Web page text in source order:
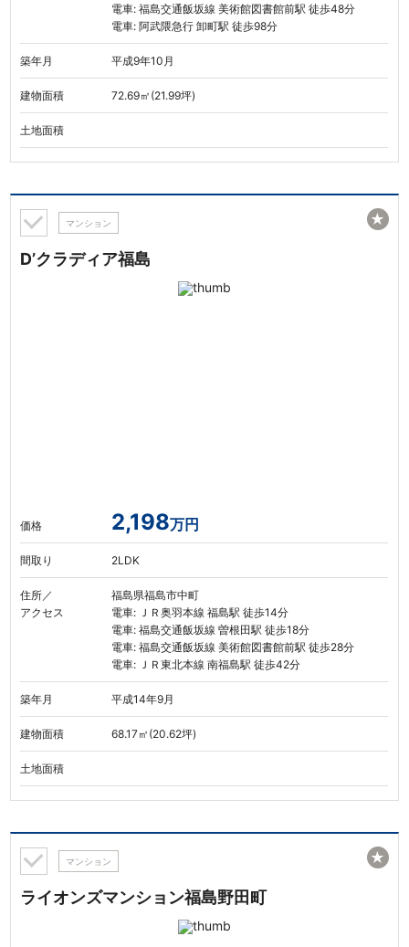
電車: 福島交通飯坂線 美術館図書館前駅 徒歩48分
電車: 阿武隈急行 卸町駅 徒歩98分
築年月 平成9年10月
建物面積 72.69㎡(21.99坪)
土地面積
マンション
D’クラディア福島
価格 2,198万円
間取り 2LDK
住所／
アクセス
福島県福島市中町
電車: ＪＲ奥羽本線 福島駅 徒歩14分
電車: 福島交通飯坂線 曽根田駅 徒歩18分
電車: 福島交通飯坂線 美術館図書館前駅 徒歩28分
電車: ＪＲ東北本線 南福島駅 徒歩42分
築年月 平成14年9月
建物面積 68.17㎡(20.62坪)
土地面積
★
マンション
ライオンズマンション福島野田町
★